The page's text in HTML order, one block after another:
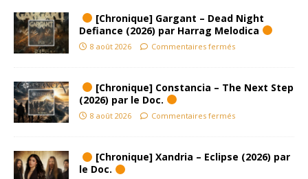
[Chronique] Gargant – Dead Night
Defiance (2026) par Harrag Melodica
8 août 2026 Commentaires fermés
[Chronique] Constancia – The Next Step
(2026) par le Doc.
8 août 2026 Commentaires fermés
[Chronique] Xandria – Eclipse (2026) par
le Doc.